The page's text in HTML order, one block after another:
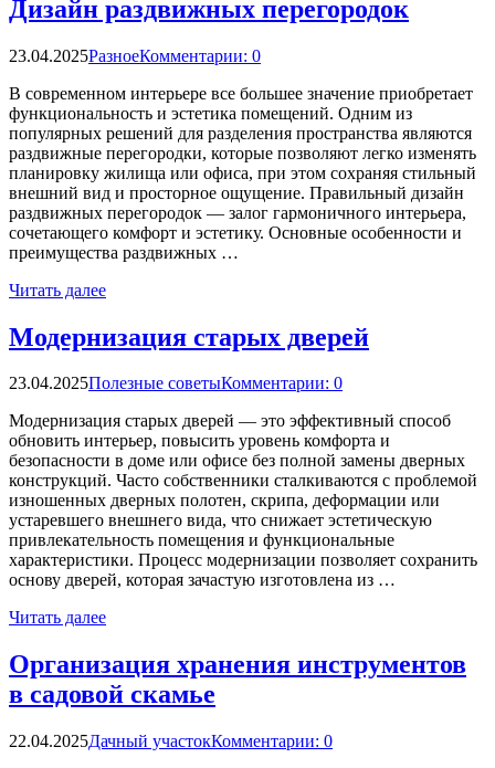
Дизайн раздвижных перегородок
23.04.2025РазноеКомментарии: 0
В современном интерьере все большее значение приобретает
функциональность и эстетика помещений. Одним из
популярных решений для разделения пространства являются
раздвижные перегородки, которые позволяют легко изменять
планировку жилища или офиса, при этом сохраняя стильный
внешний вид и просторное ощущение. Правильный дизайн
раздвижных перегородок — залог гармоничного интерьера,
сочетающего комфорт и эстетику. Основные особенности и
преимущества раздвижных …
Читать далее
Модернизация старых дверей
23.04.2025Полезные советыКомментарии: 0
Модернизация старых дверей — это эффективный способ
обновить интерьер, повысить уровень комфорта и
безопасности в доме или офисе без полной замены дверных
конструкций. Часто собственники сталкиваются с проблемой
изношенных дверных полотен, скрипа, деформации или
устаревшего внешнего вида, что снижает эстетическую
привлекательность помещения и функциональные
характеристики. Процесс модернизации позволяет сохранить
основу дверей, которая зачастую изготовлена из …
Читать далее
Организация хранения инструментов
в садовой скамье
22.04.2025Дачный участокКомментарии: 0